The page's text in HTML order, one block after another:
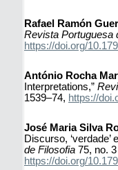
Rafael Ramón
Revista Portuguesa
https://doi.org/
António Rocha
Interpretations,”
1539–74, https://
José Maria Silva
Discurso,
de Filosofia 75, no.
https://doi.org/